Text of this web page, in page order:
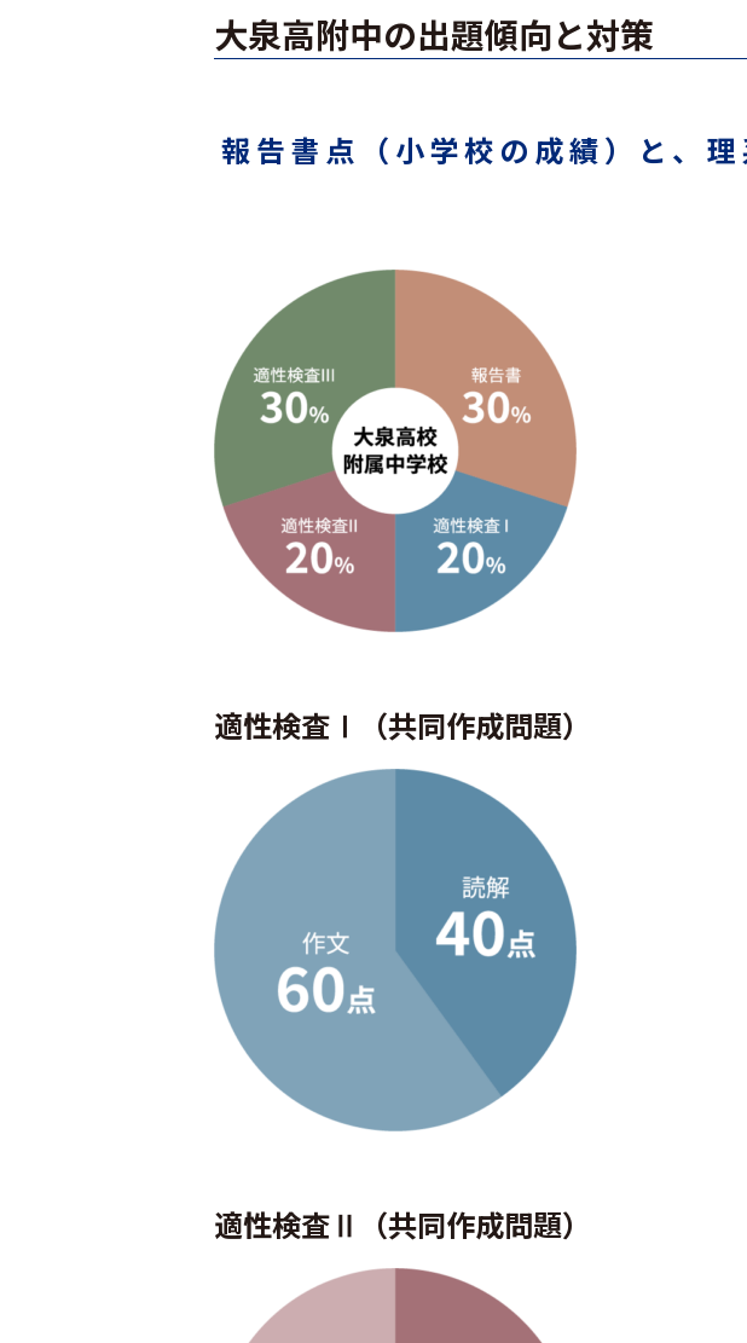
大泉高附中の出題傾向と対策
報告書点（小学校の成績）と、
適性検査Ⅰ（共同作成問題）
適性検査Ⅱ（共同作成問題）